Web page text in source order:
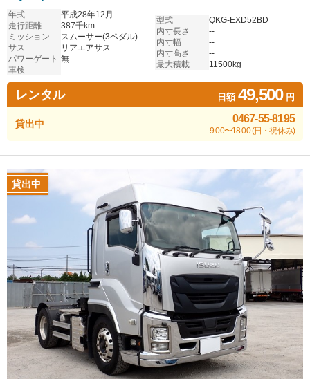
年式
平成28年12月
走行距離
387千km
ミッション
スムーサー(3ペダル)
サス
リアエアサス
パワーゲート 無
車検
型式
QKG-EXD52BD
内寸長さ
--
内寸幅
--
内寸高さ
--
最大積載
11500kg
レンタル 日額49,500円
貸出中 0467-55-8195
9:00〜18:00 (日・祝休み)
貸出中